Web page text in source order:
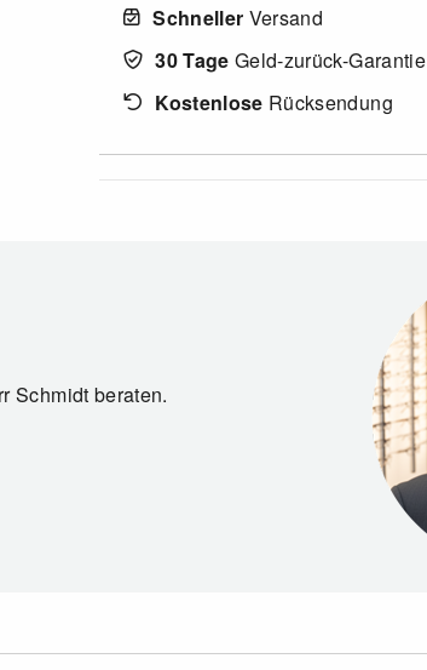
Schneller Versand
30 Tage Geld-zurück-Garantie
Kostenlose Rücksendung
Schmidt beraten.